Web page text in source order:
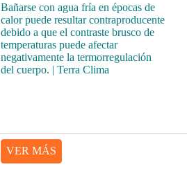
Bañarse con agua fría en épocas de
calor puede resultar contraproducente
debido a que el contraste brusco de
temperaturas puede afectar
negativamente la termorregulación
del cuerpo. | Terra Clima
VER MÁS